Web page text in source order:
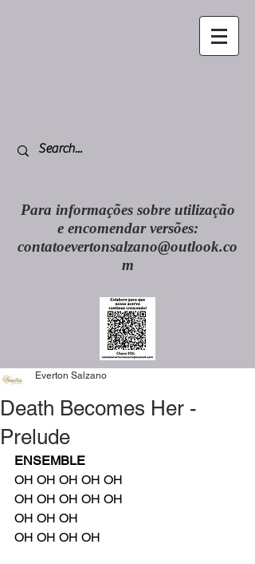
Para informações sobre utilização
e encomendar versões:
contatoevertonsalzano@outlook.co
m
Death Becomes Her -
Prelude
Everton Salzano
ENSEMBLE
OH OH OH OH OH
OH OH OH OH OH
OH OH OH
OH OH OH OH